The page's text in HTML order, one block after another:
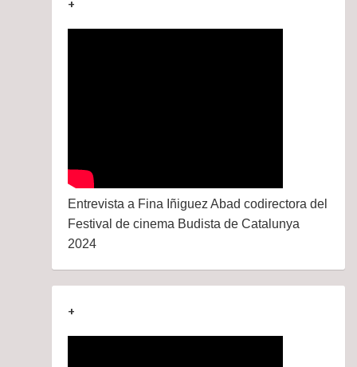
+
Entrevista a Fina Iñiguez Abad codirectora del
Festival de cinema Budista de Catalunya
2024
+